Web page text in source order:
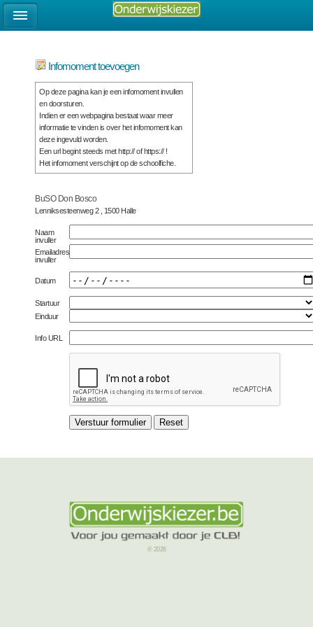
Infomoment toevoegen
Op deze pagina kan je een infomoment invullen
en doorsturen.
Indien er een webpagina bestaat waar meer
informatie te vinden is over het infomoment kan
deze ingevuld worden.
Een url begint steeds met http:// of https:// !
Het infomoment verschijnt op de schoolfiche.
BuSO Don Bosco
Lenniksesteenweg 2 , 1500 Halle
Naam
invuller
Emailadres
invuller
Datum
Startuur
Einduur
Info URL
© 2026